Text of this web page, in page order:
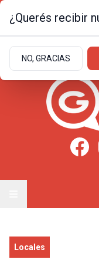
Locales
¿Querés recibir
NO, GRACIAS